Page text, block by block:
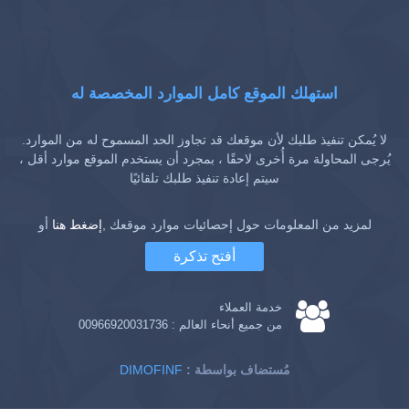
استهلك الموقع كامل الموارد المخصصة له
لا يُمكن تنفيذ طلبك لأن موقعك قد تجاوز الحد المسموح له من الموارد.
يُرجى المحاولة مرة أُخرى لاحقًا ، بمجرد أن يستخدم الموقع موارد أقل ،
سيتم إعادة تنفيذ طلبك تلقائيًا
لمزيد من المعلومات حول إحصائيات موارد موقعك ,إضغط هنا أو
أفتح تذكرة
خدمة العملاء
من جميع أنحاء العالم : 00966920031736
DIMOFINF : مُستضاف بواسطة